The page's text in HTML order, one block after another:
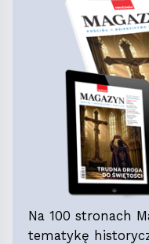
Na 100 stronach
tematykę